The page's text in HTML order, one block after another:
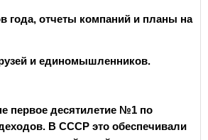
года, отчеты компаний и планы на
и единомышленников.
первое десятилетие №1 по
В СССР это обеспечивали